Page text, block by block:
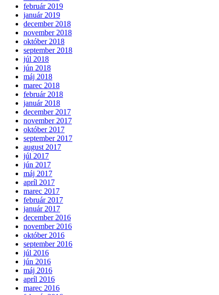
február 2019
január 2019
december 2018
november 2018
október 2018
september 2018
júl 2018
jún 2018
máj 2018
marec 2018
február 2018
január 2018
december 2017
november 2017
október 2017
september 2017
august 2017
júl 2017
jún 2017
máj 2017
apríl 2017
marec 2017
február 2017
január 2017
december 2016
november 2016
október 2016
september 2016
júl 2016
jún 2016
máj 2016
apríl 2016
marec 2016